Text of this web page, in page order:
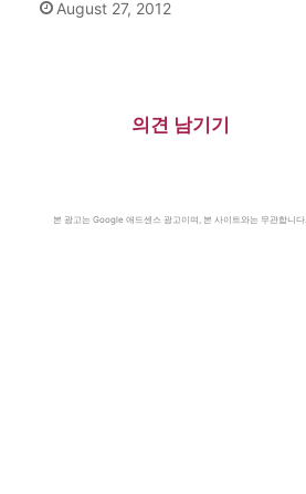
August 27, 2012
의견 남기기
본 광고는 Google 애드센스 광고이며, 본 사이트와는 무관합니다.